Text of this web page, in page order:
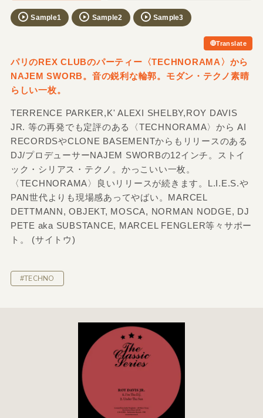
Sample1 Sample2 Sample3
Translate
パリのREX CLUBのパーティー〈TECHNORAMA〉から
NAJEM SWORB。音の鋭利な輪郭。モダン・テクノ素晴
らしい一枚。
TERRENCE PARKER,K' ALEXI SHELBY,ROY DAVIS
JR. 等の再発でも定評のある〈TECHNORAMA〉から AI
RECORDSやCLONE BASEMENTからもリリースのある
DJ/プロデューサーNAJEM SWORBの12インチ。ストイ
ック・シリアス・テクノ。かっこいい一枚。
〈TECHNORAMA〉良いリリースが続きます。L.I.E.S.や
PAN世代よりも現場感あってやばい。MARCEL
DETTMANN, OBJEKT, MOSCA, NORMAN NODGE, DJ
PETE aka SUBSTANCE, MARCEL FENGLER等々サポー
ト。 (サイトウ)
#TECHNO